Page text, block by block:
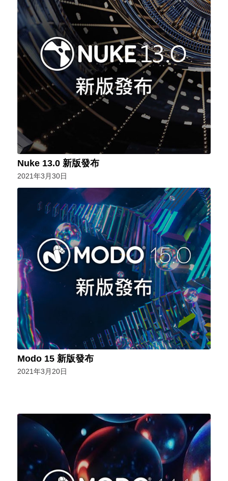
Nuke 13.0 新版發布
2021年3月30日
Modo 15 新版發布
2021年3月20日